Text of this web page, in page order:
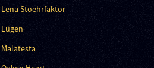
Lena Stoehrfaktor
Lügen
Malatesta